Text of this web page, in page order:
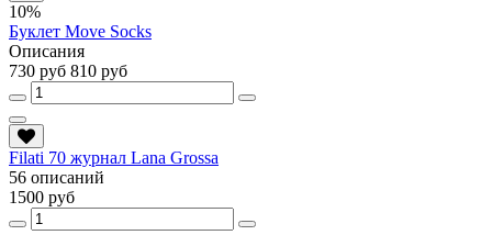
10%
Буклет Move Socks
Описания
730 руб 810 руб
Filati 70 журнал Lana Grossa
56 описаний
1500 руб